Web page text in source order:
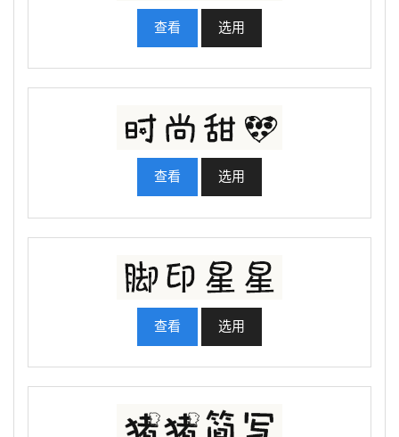
查看 选用
查看 选用
查看 选用